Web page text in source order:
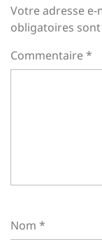
Votre adresse e-
obligatoires
Commentaire*
Nom *